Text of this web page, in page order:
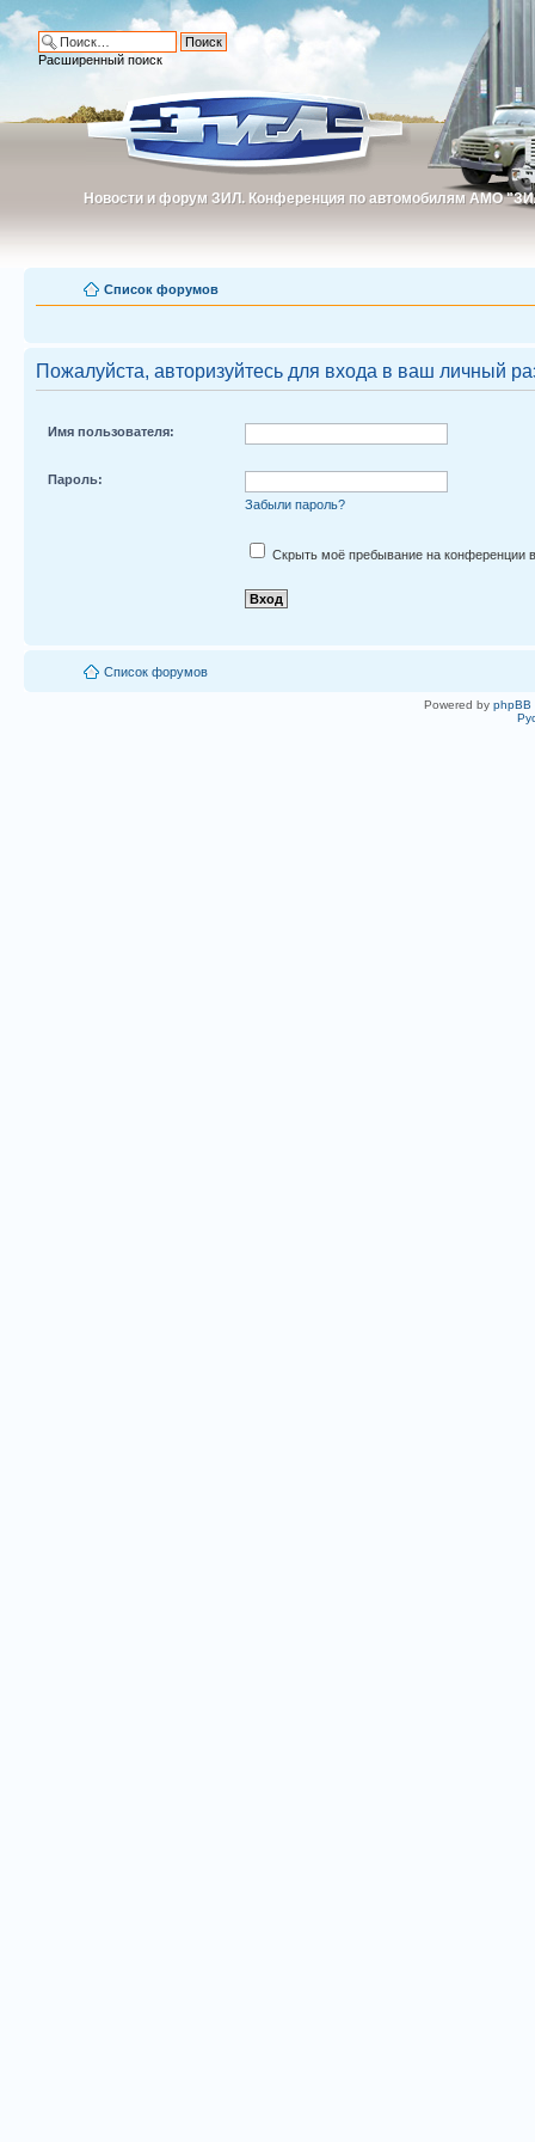
Новости и форум ЗИЛ. Конференция по автомобилям АМО
Новости и форум ЗИЛ. Конференция по автомобилям АМО
Расширенный поиск
Список форумов
Пожалуйста, авторизуйтесь для входа в ваш личный
Имя пользователя:
Пароль:
Забыли пароль?
Скрыть моё пребывание на конференции в
Список форумов
Powered by phpBB